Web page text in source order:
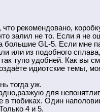
рекомендовано,
залил не то. Если я не
GL-5. Если мне
или из подобного
тупо удобней. Как вы
идиотские темы,
тогда уж.
для
тюбиках. Один
4 и 5.